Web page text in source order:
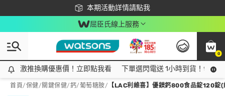
本期活動詳情請點我
下載app最高回饋$350
屈臣氏線上服務
0
激推換購優惠價！立即點我看
激推換購優惠價！立即點我看 下單選閃電送 1小時到貨！領神
首頁/保健/ 關鍵保健/鈣/葡萄糖胺/ 【LAC利維喜】優鎂鈣800食品錠120